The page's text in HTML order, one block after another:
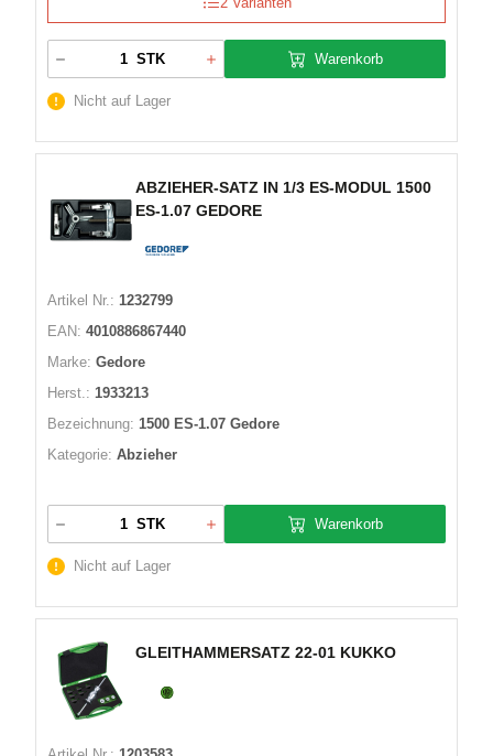
STK Warenkorb
Nicht auf Lager
ABZIEHER-SATZ IN 1/3 ES-MODUL 1500
ES-1.07 GEDORE
Artikel Nr.: 1232799
EAN: 4010886867440
Marke: Gedore
Herst.: 1933213
Bezeichnung: 1500 ES-1.07 Gedore
Kategorie: Abzieher
STK Warenkorb
Nicht auf Lager
GLEITHAMMERSATZ 22-01 KUKKO